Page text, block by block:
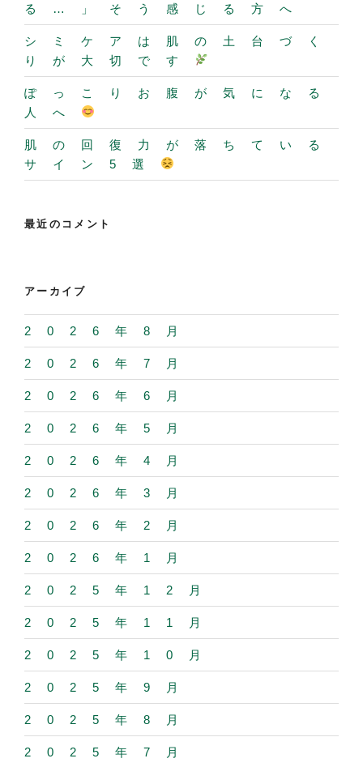
る…」そう感じる方へ
シミケアは肌の土台づく
りが大切です
ぽっこりお腹が気になる
人へ
肌の回復力が落ちている
サイン5選
最近のコメント
アーカイブ
2026年8月
2026年7月
2026年6月
2026年5月
2026年4月
2026年3月
2026年2月
2026年1月
2025年12月
2025年11月
2025年10月
2025年9月
2025年8月
2025年7月